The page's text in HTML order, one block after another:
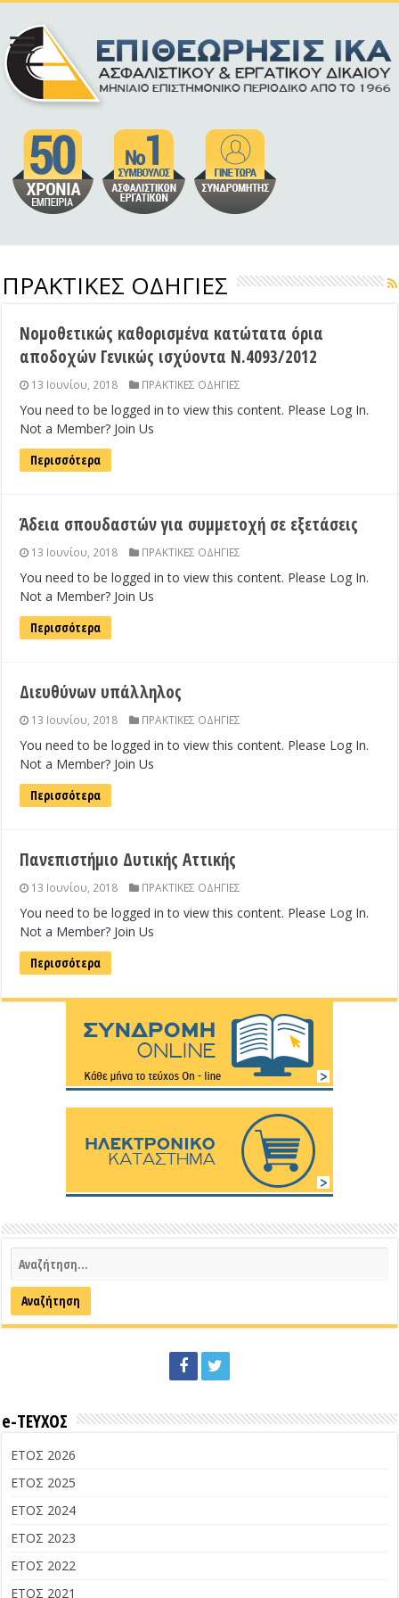
ΠΡΑΚΤΙΚΕΣ ΟΔΗΓΙΕΣ
Νομοθετικώς καθορισμένα κατώτατα όρια
αποδοχών Γενικώς ισχύοντα Ν.4093/2012
13 Ιουνίου, 2018 ΠΡΑΚΤΙΚΕΣ ΟΔΗΓΙΕΣ
You need to be logged in to view this content. Please Log In.
Not a Member? Join Us
Περισσότερα
Άδεια σπουδαστών για συμμετοχή σε εξετάσεις
13 Ιουνίου, 2018 ΠΡΑΚΤΙΚΕΣ ΟΔΗΓΙΕΣ
You need to be logged in to view this content. Please Log In.
Not a Member? Join Us
Περισσότερα
Διευθύνων υπάλληλος
13 Ιουνίου, 2018 ΠΡΑΚΤΙΚΕΣ ΟΔΗΓΙΕΣ
You need to be logged in to view this content. Please Log In.
Not a Member? Join Us
Περισσότερα
Πανεπιστήμιο Δυτικής Αττικής
13 Ιουνίου, 2018 ΠΡΑΚΤΙΚΕΣ ΟΔΗΓΙΕΣ
You need to be logged in to view this content. Please Log In.
Not a Member? Join Us
Περισσότερα
e-ΤΕΥΧΟΣ
ΕΤΟΣ 2026
ΕΤΟΣ 2025
ΕΤΟΣ 2024
ΕΤΟΣ 2023
ΕΤΟΣ 2022
ΕΤΟΣ 2021